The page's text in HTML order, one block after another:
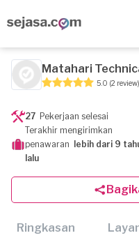
Matahari
5.0 (2 review)
27 Pekerjaan selesai
Terakhir mengirimkan
penawaran
lebih dari 9
lalu
Ringkasan